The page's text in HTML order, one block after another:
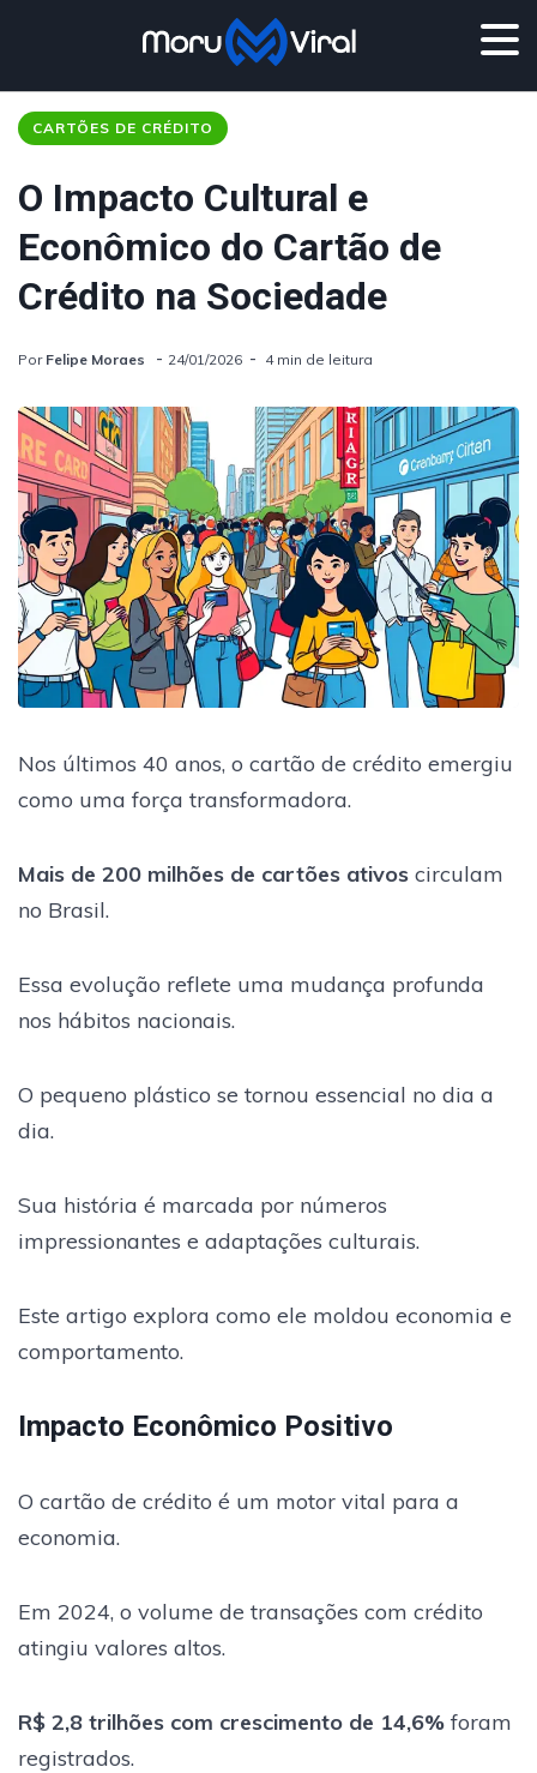
CARTÕES DE CRÉDITO
O Impacto Cultural e
Econômico do Cartão de
Crédito na Sociedade
Por Felipe Moraes 24/01/2026 4 min de leitura
Nos últimos 40 anos, o cartão de crédito emergiu
como uma força transformadora.
Mais de 200 milhões de cartões ativos circulam
no Brasil.
Essa evolução reflete uma mudança profunda
nos hábitos nacionais.
O pequeno plástico se tornou essencial no dia a
dia.
Sua história é marcada por números
impressionantes e adaptações culturais.
Este artigo explora como ele moldou economia e
comportamento.
Impacto Econômico Positivo
O cartão de crédito é um motor vital para a
economia.
Em 2024, o volume de transações com crédito
atingiu valores altos.
R$ 2,8 trilhões com crescimento de 14,6% foram
registrados.